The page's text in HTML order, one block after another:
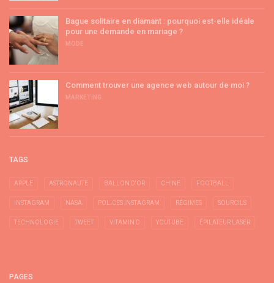
Bague solitaire en diamant : pourquoi est-elle idéale
pour une demande en mariage ?
MODE
Comment trouver une agence web autour de moi ?
MARKETING
TAGS
APPLE ASTRONAUTE BALLON D'OR CHINE FOOTBALL
INSTAGRAM NASA POLICES INSTAGRAM RÉGIMES SOURCILS
TECHNOLOGIE TWEET VITAMIN D YOUTUBE ÉPILATEUR LASER
PAGES